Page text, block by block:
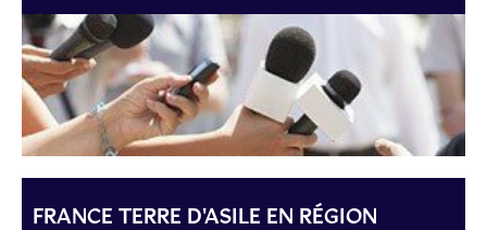
FRANCE TERRE D'ASILE EN RÉGION